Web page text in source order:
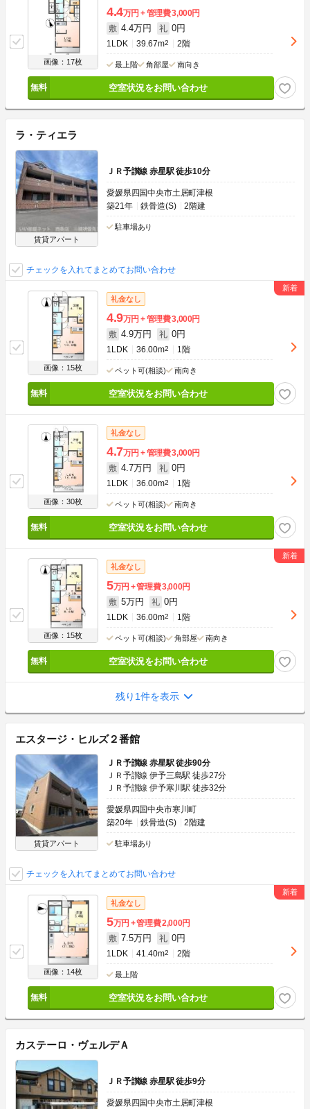
画像：17枚
4.4万円 管理費3,000円
敷 4.4万円 礼 0円
1LDK 39.67m2 2階
最上階 角部屋 南向き
空室状況をお問い合わせ
ラ・ティエラ
賃貸アパート
ＪＲ予讃線 赤星駅 徒歩10分
愛媛県四国中央市土居町津根
築21年
鉄骨造(S) 2階建
駐車場あり
チェックを入れてまとめてお問い合わせ
画像：15枚
礼金なし
4.9万円 管理費3,000円
敷 4.9万円 礼 0円
1LDK 36.00m2 1階
ペット可(相談) 南向き
空室状況をお問い合わせ
画像：30枚
礼金なし
4.7万円 管理費3,000円
敷 4.7万円 礼 0円
1LDK 36.00m2 1階
ペット可(相談) 南向き
空室状況をお問い合わせ
画像：15枚
礼金なし
5万円 管理費3,000円
敷 5万円 礼 0円
1LDK 36.00m2 1階
ペット可(相談) 角部屋 南向き
空室状況をお問い合わせ
残り1件を表示
エスタージ・ヒルズ２番館
賃貸アパート
ＪＲ予讃線 赤星駅 徒歩90分
ＪＲ予讃線 伊予三島駅 徒歩27分
ＪＲ予讃線 伊予寒川駅 徒歩32分
愛媛県四国中央市寒川町
築20年
鉄骨造(S) 2階建
駐車場あり
チェックを入れてまとめてお問い合わせ
画像：14枚
礼金なし
5万円 管理費2,000円
敷 7.5万円 礼 0円
1LDK 41.40m2 2階
最上階
空室状況をお問い合わせ
カステーロ・ヴェルデＡ
ＪＲ予讃線 赤星駅 徒歩9分
愛媛県四国中央市土居町津根